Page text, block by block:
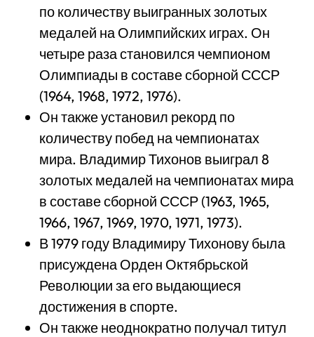
по количеству выигранных золотых
медалей на Олимпийских играх. Он
четыре раза становился чемпионом
Олимпиады в составе сборной СССР
(1964, 1968, 1972, 1976).
Он также установил рекорд по
количеству побед на чемпионатах
мира. Владимир Тихонов выиграл 8
золотых медалей на чемпионатах мира
в составе сборной СССР (1963, 1965,
1966, 1967, 1969, 1970, 1971, 1973).
В 1979 году Владимиру Тихонову была
присуждена Орден Октябрьской
Революции за его выдающиеся
достижения в спорте.
Он также неоднократно получал титул